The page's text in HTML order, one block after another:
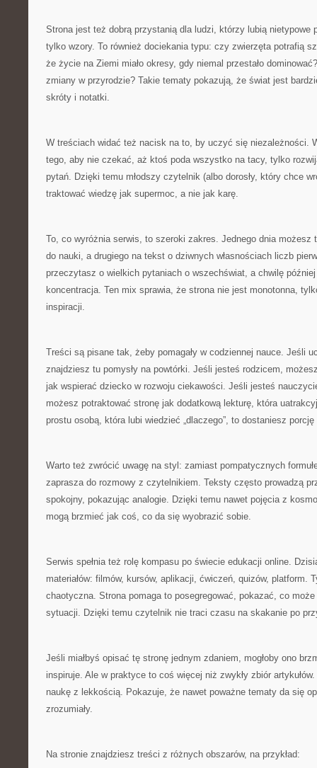
Strona jest też dobrą przystanią dla ludzi, którzy lubią nietypowe
tylko wzory. To również dociekania typu: czy zwierzęta potrafią
że życie na Ziemi miało okresy, gdy niemal przestało
zmiany w przyrodzie? Takie tematy pokazują, że świat jest
skróty i notatki.
W treściach widać też nacisk na to, by uczyć się niezależności.
tego, aby nie czekać, aż ktoś poda wszystko na tacy, tylko
pytań. Dzięki temu młodszy czytelnik (albo dorosły, który chce
traktować wiedzę jak supermoc, a nie jak karę.
To, co wyróżnia serwis, to szeroki zakres. Jednego dnia możesz
do nauki, a drugiego na tekst o dziwnych własnościach liczb
przeczytasz o wielkich pytaniach o wszechświat, a chwilę
koncentracja. Ten mix sprawia, że strona nie jest monotonna,
inspiracji.
Treści są pisane tak, żeby pomagały w codziennej nauce. Jeśli
znajdziesz tu pomysły na powtórki. Jeśli jesteś rodzicem,
jak wspierać dziecko w rozwoju ciekawości. Jeśli jesteś
możesz potraktować stronę jak dodatkową lekturę, która
prostu osobą, która lubi wiedzieć „dlaczego”, to dostaniesz
Warto też zwrócić uwagę na styl: zamiast pompatycznych
zaprasza do rozmowy z czytelnikiem. Teksty często prowadzą
spokojny, pokazując analogie. Dzięki temu nawet pojęcia z
mogą brzmieć jak coś, co da się wyobrazić sobie.
Serwis spełnia też rolę kompasu po świecie edukacji online.
materiałów: filmów, kursów, aplikacji, ćwiczeń, quizów, platform.
chaotyczna. Strona pomaga to posegregować, pokazać, co
sytuacji. Dzięki temu czytelnik nie traci czasu na skakanie po
Jeśli miałbyś opisać tę stronę jednym zdaniem, mogłoby ono
inspiruje. Ale w praktyce to coś więcej niż zwykły zbiór
naukę z lekkością. Pokazuje, że nawet poważne tematy da się
zrozumiały.
Na stronie znajdziesz treści z różnych obszarów, na przykład: